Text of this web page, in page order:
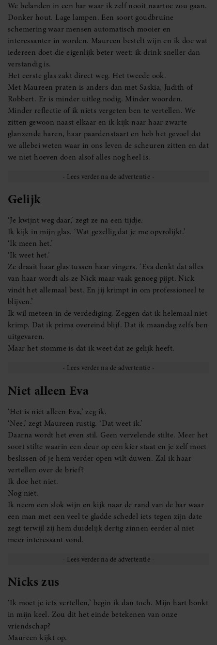
We belanden in een bar waar ik zelf nooit naartoe zou gaan.
Donker hout. Lage lampen. Een soort goudbruine
schemering waar mensen automatisch mooier en
interessanter in worden. Maureen bestelt wijn en ik doe wat
iedereen doet die eigenlijk beter weet: ik drink sneller dan
verstandig is.
Het eerste glas zakt direct weg. Het tweede ook.
Met Maureen praten is anders dan met Saskia, Judith of
Robbert. Er is minder uitleg nodig. Minder woorden.
Minder reflectie of ik niets vergeten ben te vertellen. We
zitten gewoon naast elkaar en ik kijk naar haar zwarte
glanzende haren, haar paardenstaart en heb het gevoel dat
we allebei weten waar in ons leven de scheuren zitten en dat
we niet hoeven doen alsof alles nog heel is.
Gelijk
‘Je kwijnt weg daar,’ zegt ze na een tijdje.
Ik kijk in mijn glas. ‘Wat gezellig dat je me opvrolijkt.’
‘Ik meen het.’
‘Ik weet het.’
Ze draait haar glas tussen haar vingers. ‘Eva denkt dat alles
van haar wordt als ze Nick maar vaak genoeg pijpt. Nick
vindt het allemaal best. En jij krimpt in om professioneel te
blijven.’
Ik wil meteen in de verdediging. Zeggen dat ik helemaal niet
krimp. Dat ik prima overeind blijf. Dat ik maandag zelfs ben
uitgevaren.
Maar het stomme is dat ik weet dat ze gelijk heeft.
Niet alleen Eva
‘Het is niet alleen Eva,’ zeg ik.
‘Nee,’ zegt Maureen rustig. ‘Dat weet ik.’
Daarna wordt het even stil. Geen vervelende stilte. Meer het
soort stilte waarin een deur op een kier staat en je zelf moet
beslissen of je hem verder open wilt duwen. Zal ik haar
vertellen over de brief?
Ik doe het niet.
Nog niet.
Ik neem een slok wijn en kijk naar de rand van de bar waar
een man met een veel te gladde schedel iets tegen zijn date
zegt terwijl zij hem duidelijk dertig zinnen eerder al niet
meer interessant vond.
Nicks zus
‘Ik moet je iets vertellen,’ begin ik dan toch. Mijn hart bonkt
in mijn keel. Zou dit het einde betekenen van onze
vriendschap?
Maureen kijkt op.